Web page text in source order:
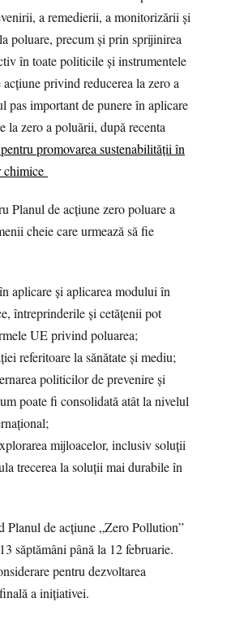
a remedierii, a monitorizării și
poluare, precum și prin sprijinirea
în toate politicile și instrumentele
privind reducerea la zero a
pas important de punere în aplicare
la zero a poluării, după recenta
promovarea sustenabilității în
chimice
Planul de acțiune zero poluare a
cheie care urmează să fie
aplicare și aplicarea modului în
întreprinderile și cetățenii pot
UE privind poluarea;
referitoare la sănătate și mediu;
politicilor de prevenire și
poate fi consolidată atât la nivelul
mijloacelor, inclusiv soluții
trecerea la soluții mai durabile în
de acțiune „Zero Pollution”
săptămâni până la 12 februarie.
pentru dezvoltarea
a inițiativei.